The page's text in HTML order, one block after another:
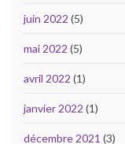
juin 2022 (5)
mai 2022 (5)
avril 2022 (1)
janvier 2022 (1)
décembre 2021 (3)